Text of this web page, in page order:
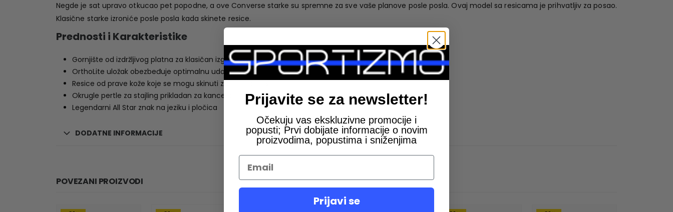
Negde je sat upravo otkucao pet popodne, a ove Converse starke su spremne za sve vaše planove posle posla. Ovaj model sa resicama je prihvatljiv za posao.
Klasične starke izroniće posle posla kada skinete resice.
Prednosti i Karakteristike
Gornjište od izdržljivog platna za klasičan izgled i osećaj starki
OrthoLite uložak obezbeđuje optimalnu udobnost
Resice od prave kože koje se mogu skinuti za formalniji stil
Okrugle pertle za stajling prikladan za kancelariju
Legendarni All Star znak na jeziku i pločica
DODATNE INFORMACIJE
POVEZANI PROIZVODI
Prijavite se za newsletter!
Očekuju vas ekskluzivne promocije i
popusti; Prvi dobijate informacije o novim
proizvodima, popustima i sniženjima
Prijavi se